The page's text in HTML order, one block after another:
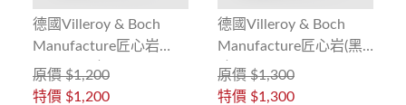
德國Villeroy & Boch
Manufacture匠心岩
(黑)11cm碗
原價 $1,200
特價 $1,200
德國Villeroy & Boch
Manufacture匠心岩(黑)
碗12cm
原價 $1,300
特價 $1,300